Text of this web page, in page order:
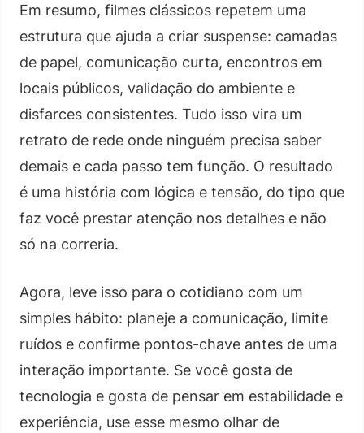
Em resumo, filmes clássicos repetem uma
estrutura que ajuda a criar suspense: camadas
de papel, comunicação curta, encontros em
locais públicos, validação do ambiente e
disfarces consistentes. Tudo isso vira um
retrato de rede onde ninguém precisa saber
demais e cada passo tem função. O resultado
é uma história com lógica e tensão, do tipo que
faz você prestar atenção nos detalhes e não
só na correria.
Agora, leve isso para o cotidiano com um
simples hábito: planeje a comunicação, limite
ruídos e confirme pontos-chave antes de uma
interação importante. Se você gosta de
tecnologia e gosta de pensar em estabilidade e
experiência, use esse mesmo olhar de